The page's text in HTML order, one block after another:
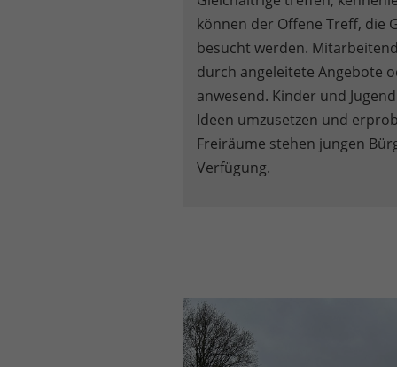
können der Offene Treff, die
besucht werden.
durch angeleitete Angebote
anwesend. Kinder und
Ideen umzusetzen und
Freiräume stehen jungen
Verfügung.